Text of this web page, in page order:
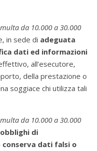
da 10.000 a 30.000
in sede di adeguata
dati ed informazioni
all’esecutore,
della prestazione o
soggiace chi utilizza tali
da 10.000 a 30.000
obblighi di
conserva dati falsi o